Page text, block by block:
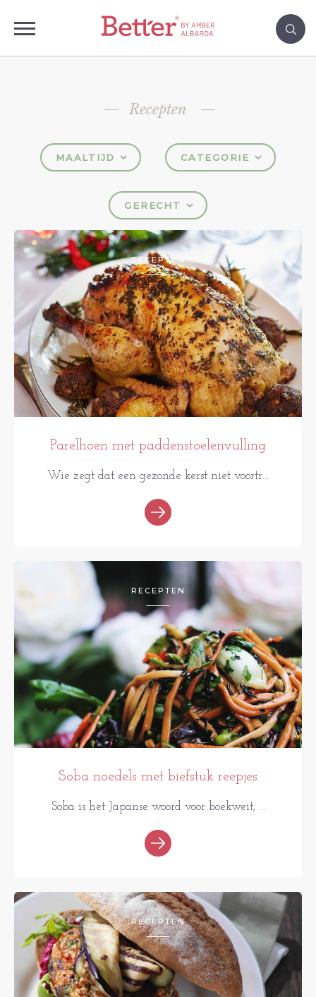
Recepten
MAALTIJD CATEGORIE
GERECHT
RECEPTEN
Parelhoen met paddenstoelenvulling
Wie zegt dat een gezonde kerst niet voortr...
RECEPTEN
Soba noedels met biefstuk reepjes
Soba is het Japanse woord voor boekweit, ...
RECEPTEN